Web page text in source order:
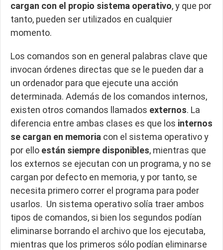
cargan con el propio sistema operativo, y que por
tanto, pueden ser utilizados en cualquier
momento.
Los comandos son en general palabras clave que
invocan órdenes directas que se le pueden dar a
un ordenador para que ejecute una acción
determinada. Además de los comandos internos,
existen otros comandos llamados externos. La
diferencia entre ambas clases es que los internos
se cargan en memoria con el sistema operativo y
por ello están siempre disponibles, mientras que
los externos se ejecutan con un programa, y no se
cargan por defecto en memoria, y por tanto, se
necesita primero correr el programa para poder
usarlos. Un sistema operativo solía traer ambos
tipos de comandos, si bien los segundos podían
eliminarse borrando el archivo que los ejecutaba,
mientras que los primeros sólo podían eliminarse